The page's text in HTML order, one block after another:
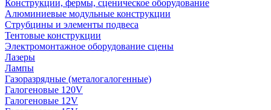
Конструкции, фермы, сценическое оборудование
Алюминиевые модульные конструкции
Струбцины и элементы подвеса
Тентовые конструкции
Электромонтажное оборудование сцены
Лазеры
Лампы
Газоразрядные (металогалогенные)
Галогеновые 120V
Галогеновые 12V